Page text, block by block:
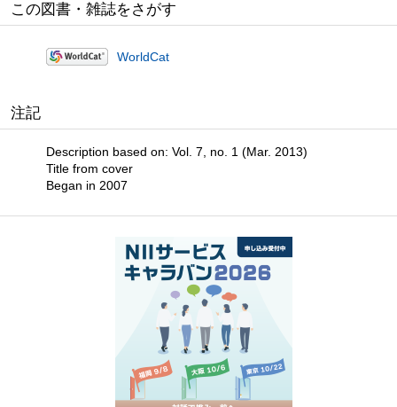
この図書・雑誌をさがす
WorldCat
注記
Description based on: Vol. 7, no. 1 (Mar. 2013)
Title from cover
Began in 2007